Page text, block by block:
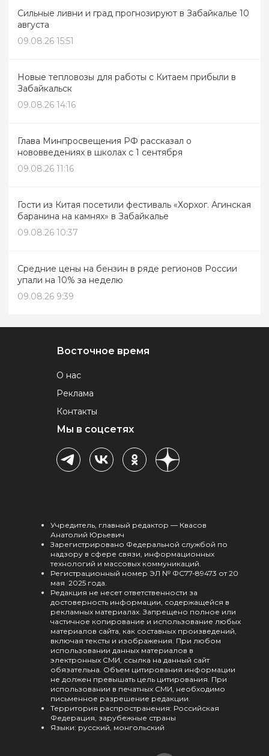
Сильные ливни и град прогнозируют в Забайкалье 10
августа
09.08.26 15:51
Новые тепловозы для работы с Китаем прибыли в
Забайкальск
09.08.26 14:16
Глава Минпросвещения РФ рассказал о
нововведениях в школах с 1 сентября
09.08.26 11:16
Гости из Китая посетили фестиваль «Хорхог. Агинская
баранина на камнях» в Забайкалье
09.08.26 10:37
Средние цены на бензин в ряде регионов России
упали на 10% за неделю
09.08.26 9:39
Восточное время
О нас
Реклама
Контакты
Мы в соцсетях
Учредитель, главный редактор — Квасов
Анатолий Юрьевич
Зарегистрировано Федеральной службой по
надзору в сфере связи, информационных
технологий и массовых коммуникаций.
Регистрационный номер ЭЛ № ФС77-89473 от 20
мая 2025 года.
Редакция не несет ответственности за
достоверность информации, содержащейся в
рекламных материалах. Запрещено полное или
частичное копирование и использование любых
материалов сайта, как составных произведений,
включая тексты и изображения. При любом
использовании данных материалов в
электронных СМИ, ссылка на данный сайт
обязательна. Объем цитирования информации
не должен превышать цель цитирования. При
использовании в печатных СМИ, необходимо
письменное разрешение редакции.
Территория распространения: Российская
Федерация, зарубежные страны
Языки: русский, монгольский